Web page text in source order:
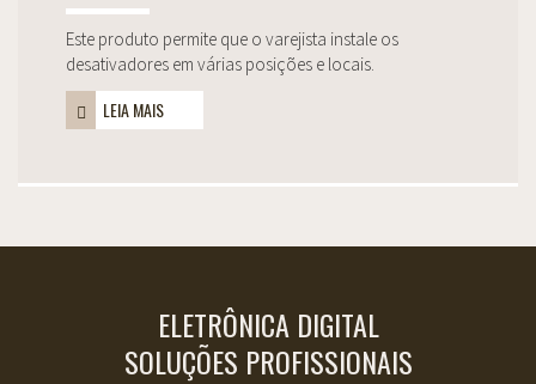
Este produto permite que o varejista instale os
desativadores em várias posições e locais.
LEIA MAIS
ELETRÔNICA DIGITAL
SOLUÇÕES PROFISSIONAIS